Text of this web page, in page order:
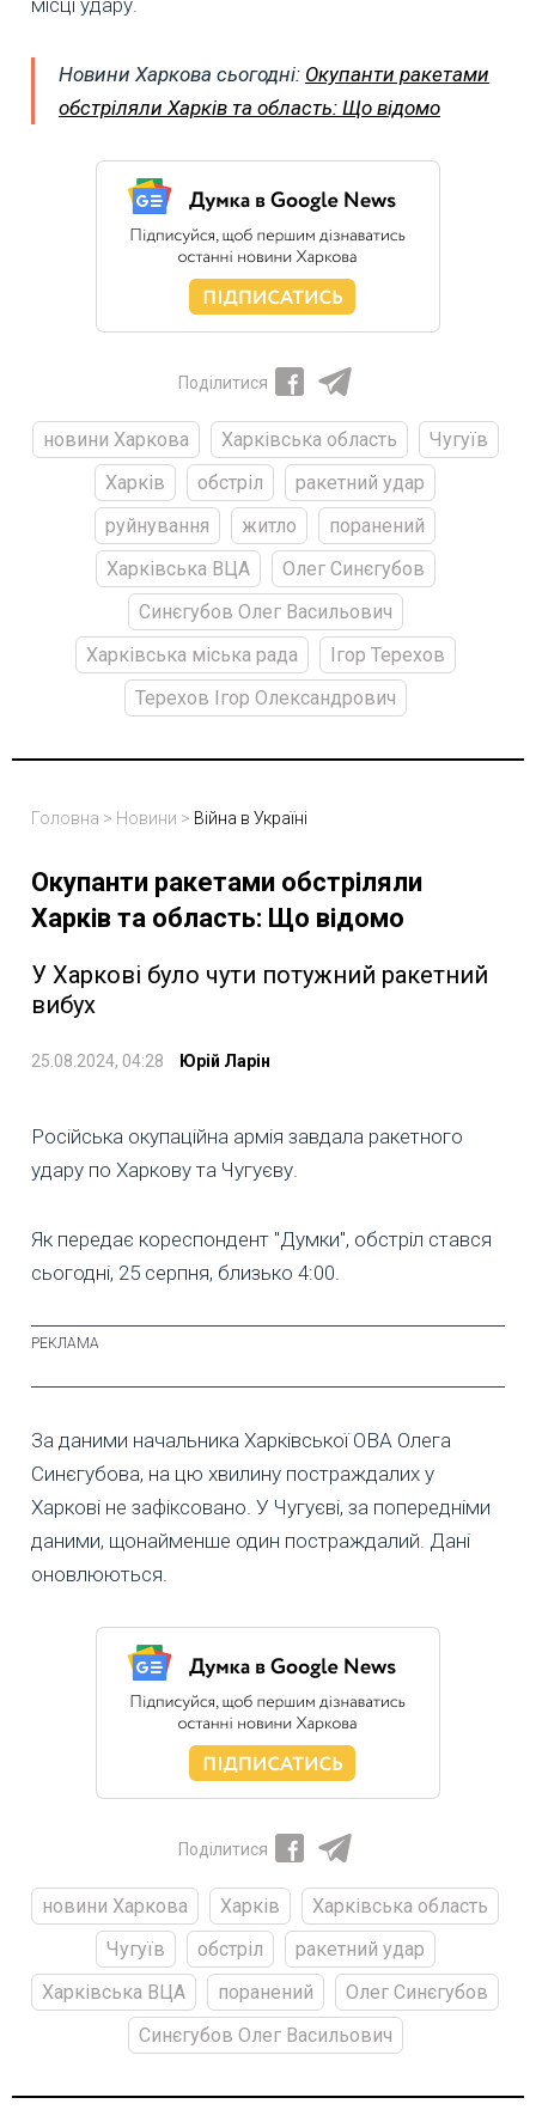
Новини Харкова сьогодні: Окупанти ракетами
обстріляли Харків та область: Що відомо
Поділитися
новини Харкова Харківська область
Чугуїв
Харків
обстріл
ракетний удар
руйнування
житло
поранений
Харківська ВЦА
Олег Синєгубов
Синєгубов Олег Васильович
Харківська міська рада
Ігор Терехов
Терехов Ігор Олександрович
Головна > Новини > Війна в Україні
Окупанти ракетами обстріляли
Харків та область: Що відомо
У Харкові було чути потужний ракетний
вибух
25.08.2024, 04:28 Юрій Ларін
Російська окупаційна армія завдала ракетного
удару по Харкову та Чугуєву.
Як передає кореспондент "Думки", обстріл стався
сьогодні, 25 серпня, близько 4:00.
За даними начальника Харківської ОВА Олега
Синєгубова, на цю хвилину постраждалих у
Харкові не зафіксовано. У Чугуєві, за попередніми
даними, щонайменше один постраждалий. Дані
оновлюються.
Поділитися
новини Харкова Харків
Харківська область
Чугуїв
обстріл
ракетний удар
Харківська ВЦА
поранений
Олег Синєгубов
Синєгубов Олег Васильович